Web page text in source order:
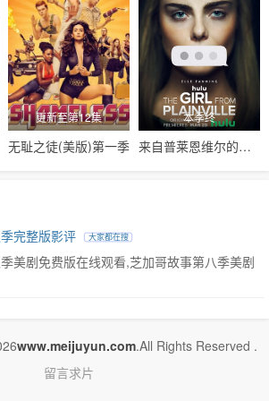
更新至第12集
无耻之徒(美版)第一季
本季终
来自普莱恩维尔的女孩第一季
完整版影评 大家都在搜
美剧免费版在线观看,芝加哥故事第八季美剧
www.meijuyun.com.All Rights Reserved .
留言求片